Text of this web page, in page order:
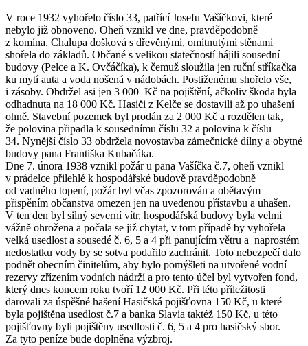
V roce 1932 vyhořelo číslo 33, patřící Josefu Vašíčkovi, které
nebylo již obnoveno. Oheň vznikl ve dne, pravděpodobně
z komína. Chalupa došková s dřevěnými, omítnutými stěnami
shořela do základů. Občané s velikou statečností hájili sousední
budovy (Pelce a K. Ovčáčíka), k čemuž sloužila jen ruční stříkačka
ku mytí auta a voda nošená v nádobách. Postiženému shořelo vše,
i zásoby. Obdržel asi jen 3 000 Kč na pojištění, ačkoliv škoda byla
odhadnuta na 18 000 Kč. Hasiči z Kelče se dostavili až po uhašení
ohně. Stavební pozemek byl prodán za 2 000 Kč a rozdělen tak,
že polovina připadla k sousednímu číslu 32 a polovina k číslu
34. Nynější číslo 33 obdržela novostavba zámečnické dílny a obytné
budovy pana Františka Kubačáka.
Dne 7. února 1938 vznikl požár u pana Vašíčka č.7, oheň vznikl
v prádelce přilehlé k hospodářské budově pravděpodobně
od vadného topení, požár byl včas zpozorován a obětavým
přispěním občanstva omezen jen na uvedenou přístavbu a uhašen.
V ten den byl silný severní vítr, hospodářská budovy byla velmi
vážně ohrožena a počala se již chytat, v tom případě by vyhořela
velká usedlost a sousedé č. 6, 5 a 4 při panujícím větru a naprostém
nedostatku vody by se sotva podařilo zachránit. Toto nebezpečí dalo
podnět obecním činitelům, aby bylo pomýšleti na utvořené vodní
rezervy zřízením vodních nádrží a pro tento účel byl vytvořen fond,
který dnes koncem roku tvoří 12 000 Kč. Při této příležitosti
darovali za úspěšné hašení Hasičská pojišťovna 150 Kč, u které
byla pojištěna usedlost č.7 a banka Slavia taktéž 150 Kč, u této
pojišťovny byli pojištěny usedlosti č. 6, 5 a 4 pro hasičský sbor.
Za tyto peníze bude doplněna výzbroj.